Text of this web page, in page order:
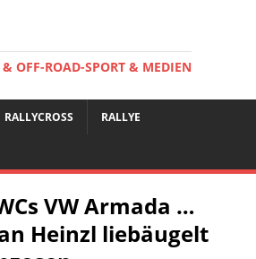
& OFF-ROAD-SPORT & MEDIEN
RALLYCROSS RALLYE
VW Armada …
Heinzl liebäugelt